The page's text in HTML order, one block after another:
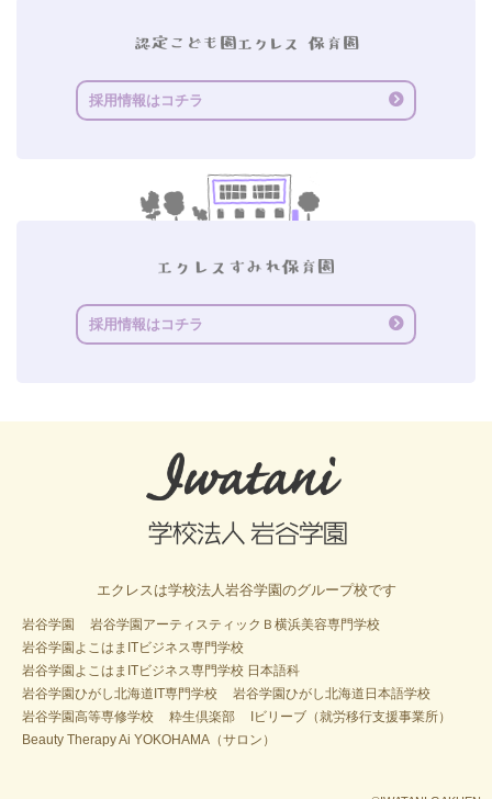
採用情報はコチラ
採用情報はコチラ
エクレスは学校法人岩谷学園のグループ校です
岩谷学園
岩谷学園アーティスティックＢ横浜美容専門学校
岩谷学園よこはまITビジネス専門学校
岩谷学園よこはまITビジネス専門学校 日本語科
岩谷学園ひがし北海道IT専門学校
岩谷学園ひがし北海道日本語学校
岩谷学園高等専修学校
粋生倶楽部
Iビリーブ（就労移行支援事業所）
Beauty Therapy Ai YOKOHAMA（サロン）